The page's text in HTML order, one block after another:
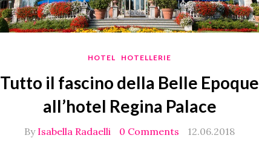
HOTEL HOTELLERIE
Tutto il fascino della Belle Epoque
all’hotel Regina Palace
By Isabella Radaelli 0 Comments 12.06.2018